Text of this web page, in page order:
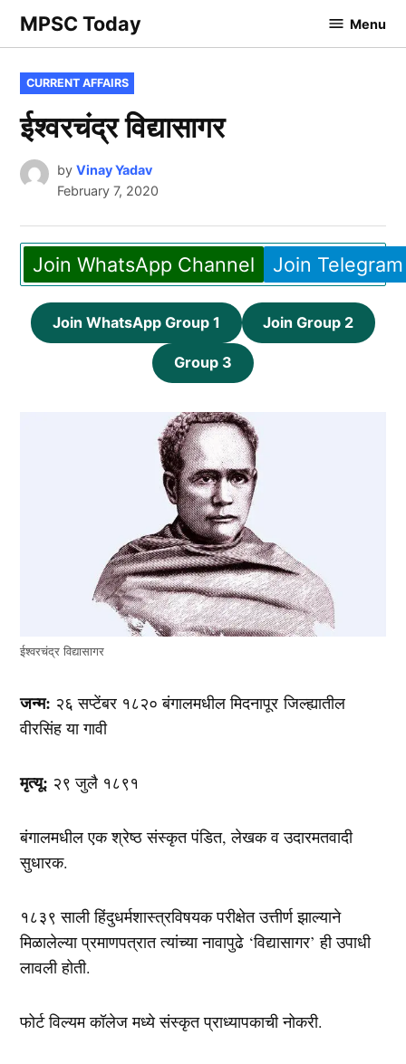
SkipMPSC Today Menu
POSTED
IN
CURRENT AFFAIRS
ईश्वरचंद्र विद्यासागर
by Vinay Yadav
February 7, 2020
Join WhatsApp Channel Join
Join WhatsApp Group 1 Join Group 2
Group 3
ईश्वरचंद्र विद्यासागर
जन्म: २६ सप्टेंबर १८२० बंगालमधील मिदनापूर जिल्ह्यातील
वीरसिंह या गावी
मृत्यू: २९ जुलै १८९१
बंगालमधील एक श्रेष्ठ संस्कृत पंडित, लेखक व उदारमतवादी
सुधारक.
१८३९ साली हिंदुधर्मशास्त्रविषयक परीक्षेत उत्तीर्ण झाल्याने
मिळालेल्या प्रमाणपत्रात त्यांच्या नावापुढे ‘विद्यासागर’ ही उपाधी
लावली होती.
फोर्ट विल्यम कॉलेज मध्ये संस्कृत प्राध्यापकाची नोकरी.